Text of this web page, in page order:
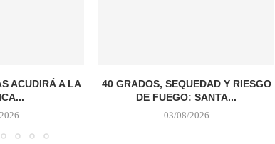
ACUDIRÁ A LA
40 GRADOS, SEQUEDAD Y RIESGO
DE FUEGO: SANTA...
03/08/2026